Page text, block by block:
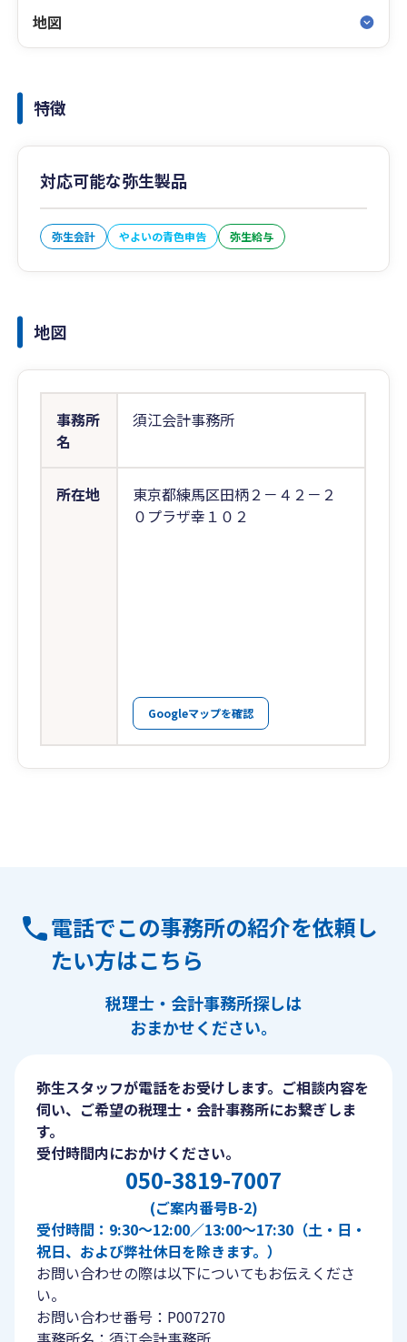
地図
特徴
対応可能な弥生製品
弥生会計 やよいの青色申告 弥生給与
地図
事務所
名
須江会計事務所
所在地
東京都練馬区田柄２－４２－２
０プラザ幸１０２
Googleマップを確認
電話でこの事務所の紹介を依頼し
たい方はこちら
税理士・会計事務所探しは
おまかせください。
弥生スタッフが電話をお受けします。ご相談内容を
伺い、ご希望の税理士・会計事務所にお繋ぎしま
す。
受付時間内におかけください。
050-3819-7007
(ご案内番号B-2)
受付時間：9:30〜12:00／13:00〜17:30（土・日・
祝日、および弊社休日を除きます。）
お問い合わせの際は以下についてもお伝えくださ
い。
お問い合わせ番号：P007270